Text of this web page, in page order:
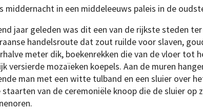
middernacht in een middeleeuws paleis in de
jaar geleden was dit een van de rijkste steden
handelsroute dat zout ruilde voor slaven,
meter dik, boekenrekken die van de vloer tot
versierde mozaïeken koepels. Aan de muren
man met een witte tulband en een sluier over
van de ceremoniële knoop die de sluier op